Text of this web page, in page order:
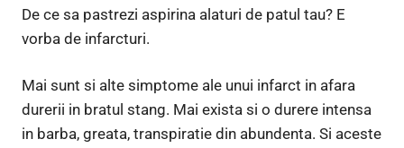
De ce sa pastrezi aspirina alaturi de patul tau? E
vorba de infarcturi.
Mai sunt si alte simptome ale unui infarct in afara
durerii in bratul stang. Mai exista si o durere intensa
in barba, greata, transpiratie din abundenta. Si aceste